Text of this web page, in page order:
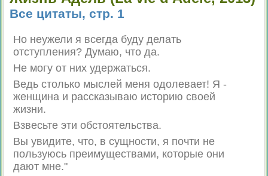
Все цитаты, стр. 1
Но неужели я всегда буду делать
отступления? Думаю, что да.
Не могу от них удержаться.
Ведь столько мыслей меня одолевает! Я -
женщина и рассказываю историю своей
жизни.
Взвесьте эти обстоятельства.
Вы увидите, что, в сущности, я почти не
пользуюсь преимуществами, которые они
дают мне."